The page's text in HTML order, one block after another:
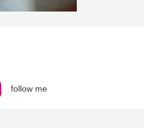
follow me